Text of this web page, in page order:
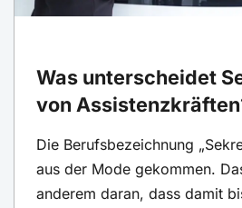
Was unterscheidet
von
Die Berufsbezeichnung
aus der Mode gekommen.
anderem daran, dass damit